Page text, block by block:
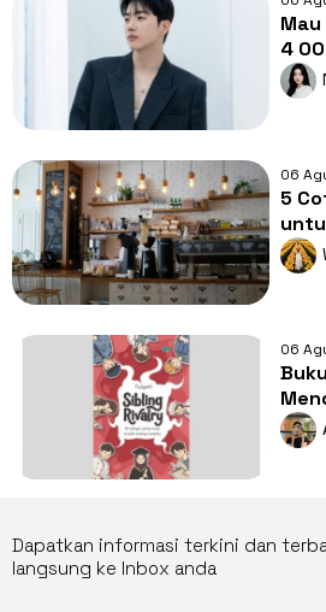
4
06
5
06
Dapatkan informasi terkini dan
langsung ke Inbox anda